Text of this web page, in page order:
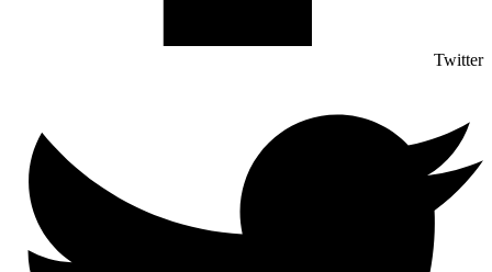
Twitter